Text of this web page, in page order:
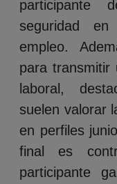
participante
seguridad
empleo.
para transmitir
laboral,
suelen valorar
en perfiles
final es
participante